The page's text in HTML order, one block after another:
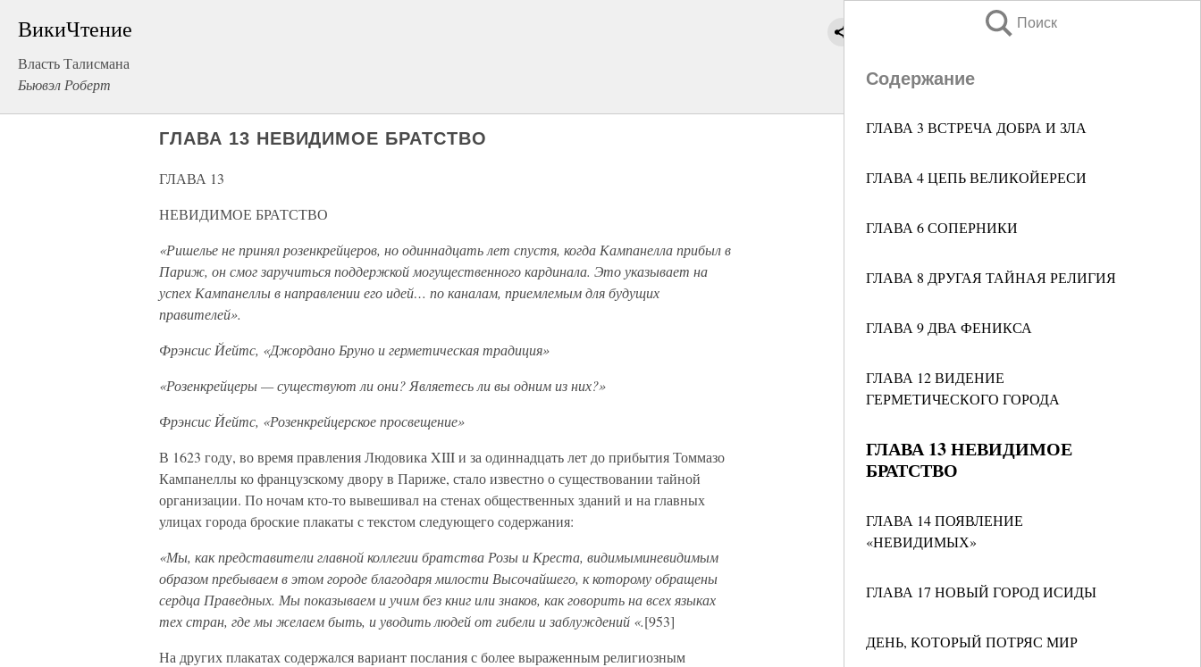
ВикиЧтение
Власть Талисмана
Бьювэл Роберт
Поиск
Содержание
ГЛАВА 3 ВСТРЕЧА ДОБРА И ЗЛА
ГЛАВА 4 ЦЕПЬ ВЕЛИКОЙЕРЕСИ
ГЛАВА 6 СОПЕРНИКИ
ГЛАВА 8 ДРУГАЯ ТАЙНАЯ РЕЛИГИЯ
ГЛАВА 9 ДВА ФЕНИКСА
ГЛАВА 12 ВИДЕНИЕ
ГЕРМЕТИЧЕСКОГО ГОРОДА
ГЛАВА 13 НЕВИДИМОЕ
БРАТСТВО
ГЛАВА 14 ПОЯВЛЕНИЕ
«НЕВИДИМЫХ»
ГЛАВА 17 НОВЫЙ ГОРОД ИСИДЫ
ДЕНЬ, КОТОРЫЙ ПОТРЯС МИР
ГЛАВА 13 НЕВИДИМОЕ БРАТСТВО
ГЛАВА 13
НЕВИДИМОЕ БРАТСТВО
«Ришелье не принял розенкрейцеров, но одиннадцать лет спустя, когда Кампанелла прибыл в
Париж, он смог заручиться поддержкой могущественного кардинала. Это указывает на
успех Кампанеллы в направлении его идей… по каналам, приемлемым для будущих
правителей».
Фрэнсис Йейтс, «Джордано Бруно и герметическая традиция»
«Розенкрейцеры — существуют ли они? Являетесь ли вы одним из них?»
Фрэнсис Йейтс, «Розенкрейцерское просвещение»
В 1623 году, во время правления Людовика XIII и за одиннадцать лет до прибытия Томмазо
Кампанеллы ко французскому двору в Париже, стало известно о существовании тайной
организации. По ночам кто-то вывешивал на стенах общественных зданий и на главных
улицах города броские плакаты с текстом следующего содержания:
«Мы, как представители главной коллегии братства Розы и Креста, видимыминевидимым
образом пребываем в этом городе благодаря милости Высочайшего, к которому обращены
сердца Праведных. Мы показываем и учим без книг или знаков, как говорить на всех языках
тех стран, где мы желаем быть, и уводить людей от гибели и заблуждений «.[953]
На других плакатах содержался вариант послания с более выраженным религиозным